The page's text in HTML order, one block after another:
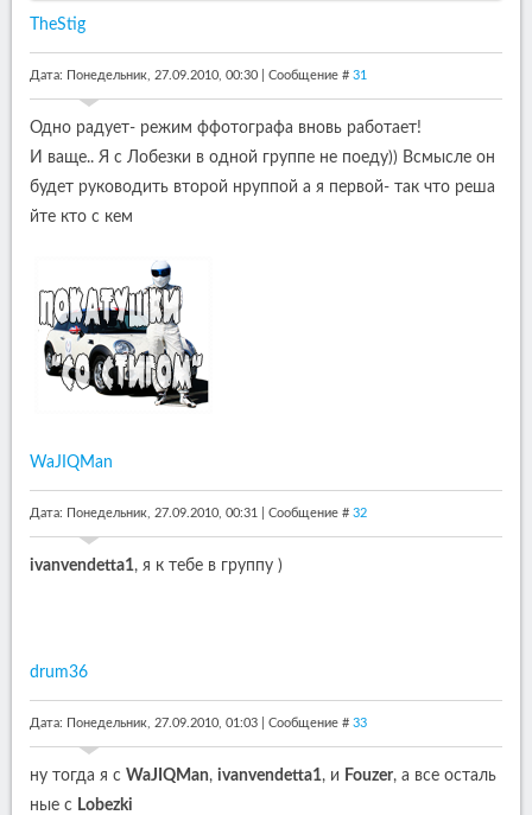
TheStig
Дата: Понедельник, 27.09.2010, 00:30 | Сообщение # 31
Одно радует- режим ффотографа вновь работает!
И ваще.. Я с Лобезки в одной группе не поеду)) Всмысле он
будет руководить второй нруппой а я первой- так что реша
йте кто с кем
WaJIQMan
Дата: Понедельник, 27.09.2010, 00:31 | Сообщение # 32
ivanvendetta1, я к тебе в группу )
drum36
Дата: Понедельник, 27.09.2010, 01:03 | Сообщение # 33
ну тогда я с WaJIQMan, ivanvendetta1, и Fouzer, а все осталь
ные с Lobezki